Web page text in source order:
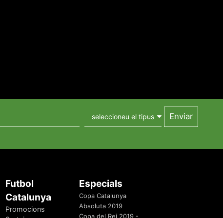
Futbol
Catalunya
Promocions
Especials
Copa Catalunya
Absoluta 2019
Copa del Rei 2019 -